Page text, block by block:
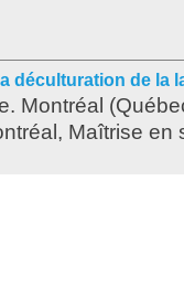
déculturation de la
Montréal
Maîtrise en